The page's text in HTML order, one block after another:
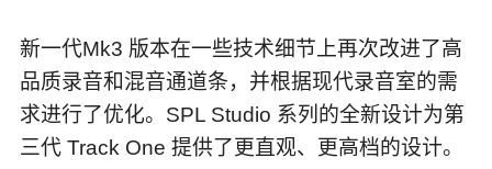
新一代Mk3 版本在一些技术细节上再次改进了高
品质录音和混音通道条，并根据现代录音室的需
求进行了优化。SPL Studio 系列的全新设计为第
三代 Track One 提供了更直观、更高档的设计。